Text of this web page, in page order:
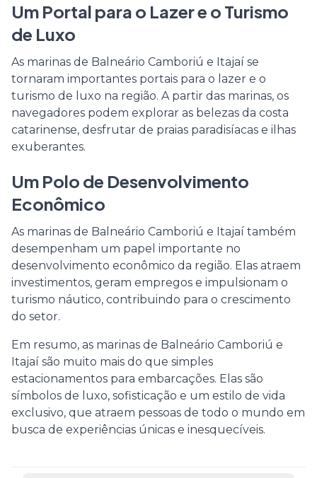
Um Portal para o Lazer e o Turismo
de Luxo
As marinas de Balneário Camboriú e Itajaí se
tornaram importantes portais para o lazer e o
turismo de luxo na região. A partir das marinas, os
navegadores podem explorar as belezas da costa
catarinense, desfrutar de praias paradisíacas e ilhas
exuberantes.
Um Polo de Desenvolvimento
Econômico
As marinas de Balneário Camboriú e Itajaí também
desempenham um papel importante no
desenvolvimento econômico da região. Elas atraem
investimentos, geram empregos e impulsionam o
turismo náutico, contribuindo para o crescimento
do setor.
Em resumo, as marinas de Balneário Camboriú e
Itajaí são muito mais do que simples
estacionamentos para embarcações. Elas são
símbolos de luxo, sofisticação e um estilo de vida
exclusivo, que atraem pessoas de todo o mundo em
busca de experiências únicas e inesquecíveis.